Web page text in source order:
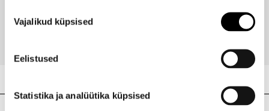
valik
Vajalikud küpsised
Eelistused
Statistika ja analüütika küpsised